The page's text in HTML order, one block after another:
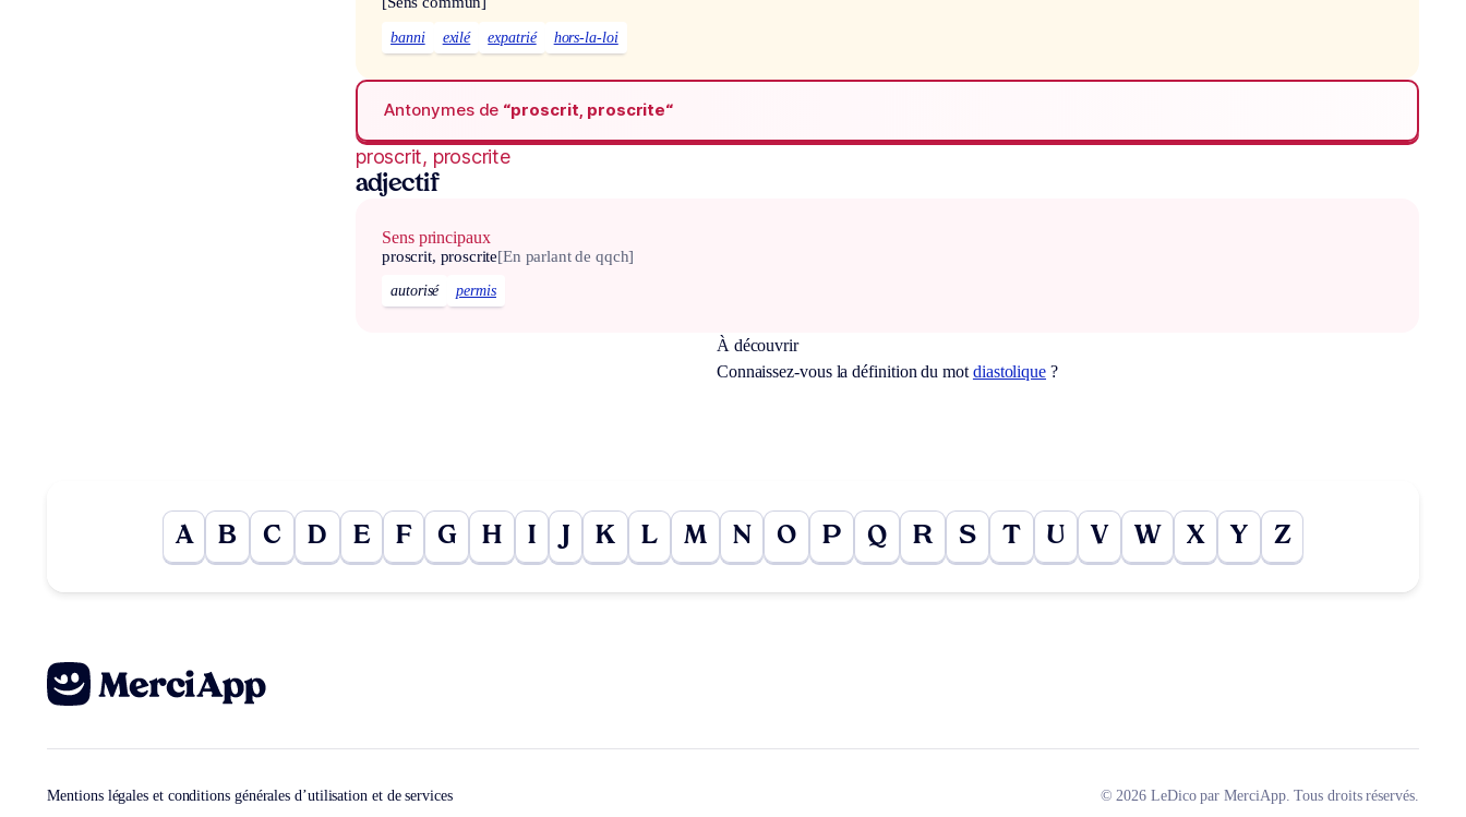
banni exilé expatrié hors-la-loi
Antonymes de “proscrit, proscrite“
proscrit, proscrite
adjectif
Sens principaux
proscrit, proscrite[En parlant de qqch]
autorisé permis
À découvrir
Connaissez-vous la définition du mot diastolique ?
A B C D E F G H I J K L M N O P Q R S T U V W X Y Z
Mentions légales et conditions générales d’utilisation et de services © 2026 LeDico par MerciApp. Tous droits réservés.